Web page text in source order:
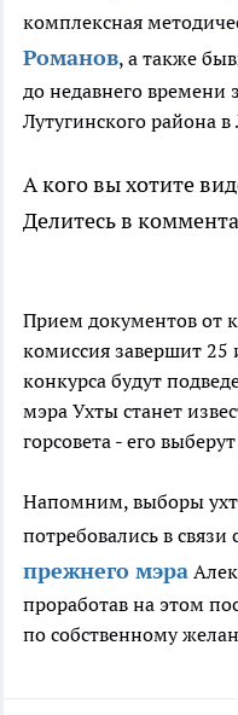
комплексная
Романов, а также
до недавнего времени
Лутугинского района
А кого вы хотите
Делитесь в
Прием документов от
комиссия завершит 25
конкурса будут
мэра Ухты станет
горсовета - его
Напомним, выборы
потребовались в связи
прежнего мэра
проработав на этом
по собственному